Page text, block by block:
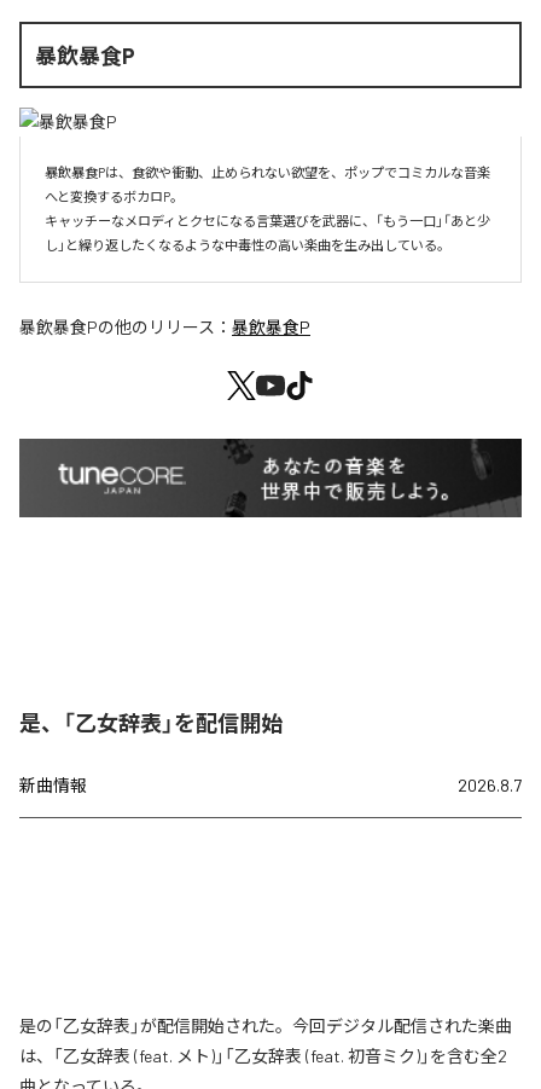
暴飲暴食P
暴飲暴食Pは、食欲や衝動、止められない欲望を、ポップでコミカルな音楽
へと変換するボカロP。
キャッチーなメロディとクセになる言葉選びを武器に、「もう一口」「あと少
し」と繰り返したくなるような中毒性の高い楽曲を生み出している。
暴飲暴食Pの他のリリース： 暴飲暴食P
是、「乙女辞表」を配信開始
新曲情報 2026.8.7
是の「乙女辞表」が配信開始された。今回デジタル配信された楽曲
は、「乙女辞表 (feat. メト)」「乙女辞表 (feat. 初音ミク)」を含む全2